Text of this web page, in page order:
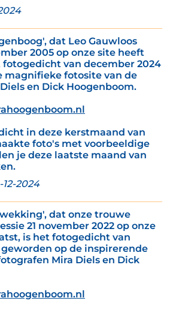
dat Leo Gauwloos
2005 op onze site heeft
van december 2024
magnifieke fotosite van de
en Dick Hoogenboom.
in deze kerstmaand van
foto's met voorbeeldige
je deze laatste maand van
2024
dat onze trouwe
21 november 2022 op onze
is het fotogedicht van
op de inspirerende
Mira Diels en Dick